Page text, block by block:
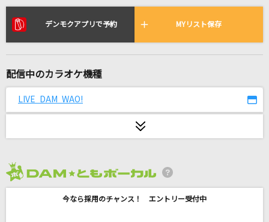
米津玄師
桜高軽音部[平沢唯・秋山澪・田井中律・琴吹紬(CV:豊崎愛生、日笠陽
キセキ
[生音]Anything Goes!
デンモクアプリで予約 MYリスト保存
配信中のカラオケ機種
LIVE DAM WAO!
今なら採用のチャンス！ エントリー受付中